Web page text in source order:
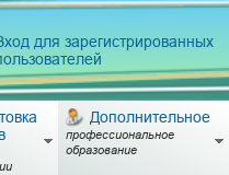
для зарегистрированных
Дополнительное
профессиональное
образование